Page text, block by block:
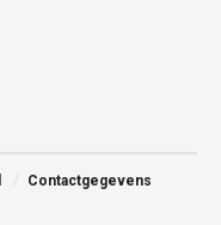
Contactgegevens